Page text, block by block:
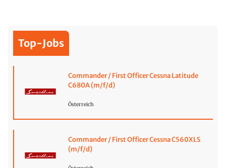
Top-Jobs
Commander / First Officer Cessna Latitude
C680A (m/f/d)
Österreich
Commander / First Officer Cessna C560XLS
(m/f/d)